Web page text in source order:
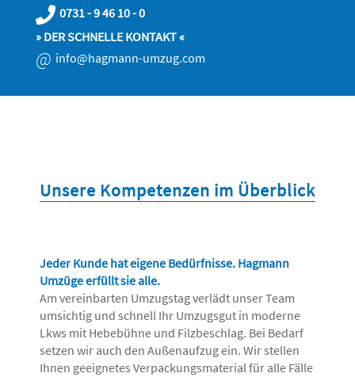
0731 - 9 46 10 - 0
» DER SCHNELLE KONTAKT «
@ info@hagmann-umzug.com
Unsere Kompetenzen im Überblick
Jeder Kunde hat eigene Bedürfnisse. Hagmann
Umzüge erfüllt sie alle.
Am vereinbarten Umzugstag verlädt unser Team
umsichtig und schnell Ihr Umzugsgut in moderne
Lkws mit Hebebühne und Filzbeschlag. Bei Bedarf
setzen wir auch den Außenaufzug ein. Wir stellen
Ihnen geeignetes Verpackungsmaterial für alle Fälle